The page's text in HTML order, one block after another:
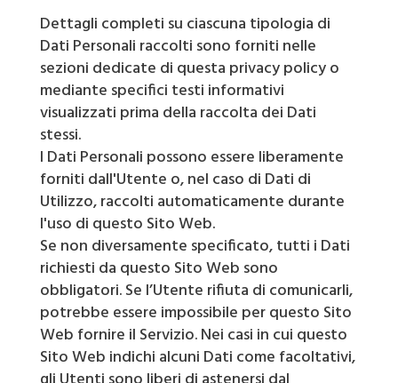
Dettagli completi su ciascuna tipologia di
Dati Personali raccolti sono forniti nelle
sezioni dedicate di questa privacy policy o
mediante specifici testi informativi
visualizzati prima della raccolta dei Dati
stessi.
I Dati Personali possono essere liberamente
forniti dall'Utente o, nel caso di Dati di
Utilizzo, raccolti automaticamente durante
l'uso di questo Sito Web.
Se non diversamente specificato, tutti i Dati
richiesti da questo Sito Web sono
obbligatori. Se l’Utente rifiuta di comunicarli,
potrebbe essere impossibile per questo Sito
Web fornire il Servizio. Nei casi in cui questo
Sito Web indichi alcuni Dati come facoltativi,